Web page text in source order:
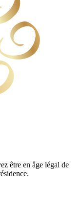
être en âge légal de